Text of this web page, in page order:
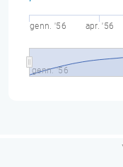
genn. '56 apr. '56
genn. '56